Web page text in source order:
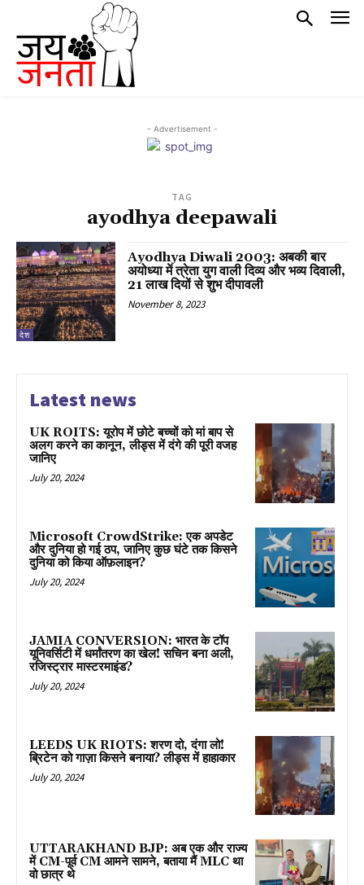
- Advertisement -
TAG
ayodhya deepawali
देश
Ayodhya Diwali 2003: अबकी बार
अयोध्या में त्रेता युग वाली दिव्य और भव्य दिवाली,
21 लाख दियों से शुभ दीपावली
November 8, 2023
Latest news
UK ROITS: यूरोप में छोटे बच्चों को मां बाप से
अलग करने का कानून, लीड्स में दंगे की पूरी वजह
जानिए
July 20, 2024
Microsoft CrowdStrike: एक अपडेट
और दुनिया हो गई ठप, जानिए कुछ घंटे तक किसने
दुनिया को किया ऑफ़लाइन?
July 20, 2024
JAMIA CONVERSION: भारत के टॉप
यूनिवर्सिटी में धर्मांतरण का खेल! सचिन बना अली,
रजिस्ट्रार मास्टरमाइंड?
July 20, 2024
LEEDS UK RIOTS: शरण दो, दंगा लो!
ब्रिटेन को गाज़ा किसने बनाया? लीड्स में हाहाकार
July 20, 2024
UTTARAKHAND BJP: अब एक और राज्य
में CM-पूर्व CM आमने सामने, बताया मैं MLC था
वो छात्र थे